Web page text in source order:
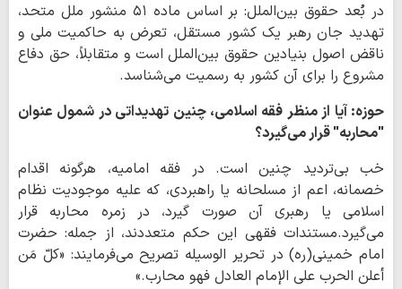
در بُعد حقوق بین‌الملل: بر اساس ماده ۵۱ منشور ملل متحد،
تهدید جان رهبر یک کشور مستقل، تعرض به حاکمیت ملی و
ناقض اصول بنیادین حقوق بین‌الملل است و متقابلاً، حق دفاع
مشروع را برای آن کشور به رسمیت می‌شناسد.
حوزه: آیا از منظر فقه اسلامی، چنین تهدیداتی در شمول عنوان
"محاربه" قرار می‌گیرد؟
خب بی‌تردید چنین است. در فقه امامیه، هرگونه اقدام
خصمانه، اعم از مسلحانه یا راهبردی، که علیه موجودیت نظام
اسلامی یا رهبری آن صورت گیرد، در زمره محاربه قرار
می‌گیرد.مستندات فقهی این حکم متعددند، از جمله: حضرت
امام خمینی(ره) در تحریر الوسیله تصریح می‌فرمایند: «کلّ مَن
أعلن الحرب علی الإمام العادل فهو محارب.»